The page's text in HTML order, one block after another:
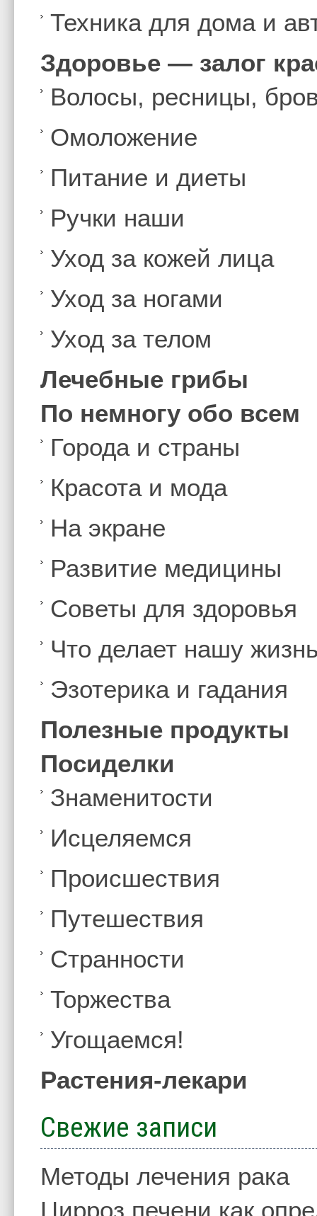
Техника для дома и
Здоровье — залог
Волосы, ресницы,
Омоложение
Питание и диеты
Ручки наши
Уход за кожей лица
Уход за ногами
Уход за телом
Лечебные грибы
По немногу обо всем
Города и страны
Красота и мода
На экране
Развитие медицины
Советы для здоровья
Что делает нашу
Эзотерика и гадания
Полезные продукты
Посиделки
Знаменитости
Иcцеляемся
Происшествия
Путешествия
Странности
Торжества
Угощаемся!
Растения-лекари
Свежие записи
Методы лечения рака
Цирроз печени как